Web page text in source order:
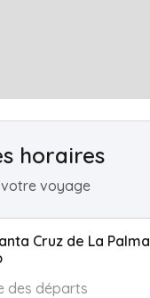
horaires
votre voyage
Cruz de La
des départs